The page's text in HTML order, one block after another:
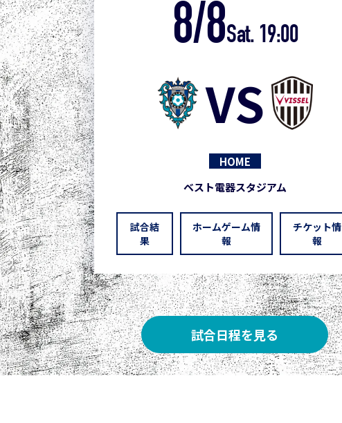
8/8Sat. 19:00
VS
HOME
ベスト電器スタジアム
試合結
果
ホームゲーム情
報
チケット情
報
試合日程を見る